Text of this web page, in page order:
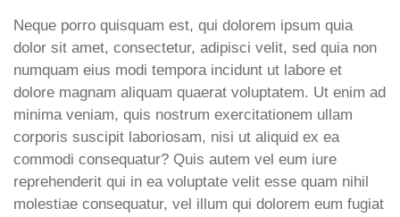
Neque porro quisquam est, qui dolorem ipsum quia
dolor sit amet, consectetur, adipisci velit, sed quia non
numquam eius modi tempora incidunt ut labore et
dolore magnam aliquam quaerat voluptatem. Ut enim ad
minima veniam, quis nostrum exercitationem ullam
corporis suscipit laboriosam, nisi ut aliquid ex ea
commodi consequatur? Quis autem vel eum iure
reprehenderit qui in ea voluptate velit esse quam nihil
molestiae consequatur, vel illum qui dolorem eum fugiat